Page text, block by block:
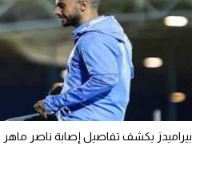
بيراميدز يكشف تفاصيل إصابة ناصر ماهر